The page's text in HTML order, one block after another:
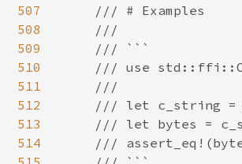
507
508
509
510
511
512
513
514
    /// # Examples
    ///
    /// ```
/// use
    ///
/// let c_string
/// let bytes =
///